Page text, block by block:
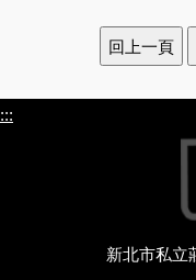
:::
新北市私立